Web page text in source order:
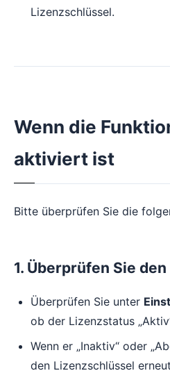
Lizenzschlüssel.
Wenn die
aktiviert ist
Bitte überprüfen Sie die
1. Überprüfen Sie
Überprüfen Sie unter
ob der Lizenzstatus
Wenn er „Inaktiv“ oder
den Lizenzschlüssel